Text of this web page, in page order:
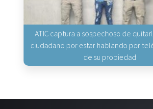
ATIC captura a sospechoso de
ciudadano por estar hablando por
de su propiedad